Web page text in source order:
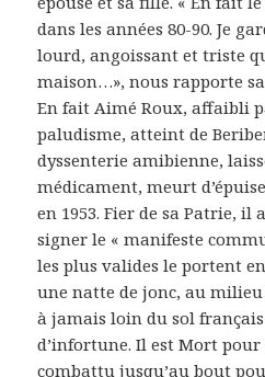
dans les années 80-90. Je
lourd, angoissant et triste
maison…», nous rapporte
En fait Aimé Roux, affaibli
paludisme, atteint de
dyssenterie amibienne,
médicament, meurt
en 1953. Fier de sa Patrie, il
signer le « manifeste
les plus valides le portent
une natte de jonc, au milieu
à jamais loin du sol français
d’infortune. Il est Mort
combattu jusqu’au bout